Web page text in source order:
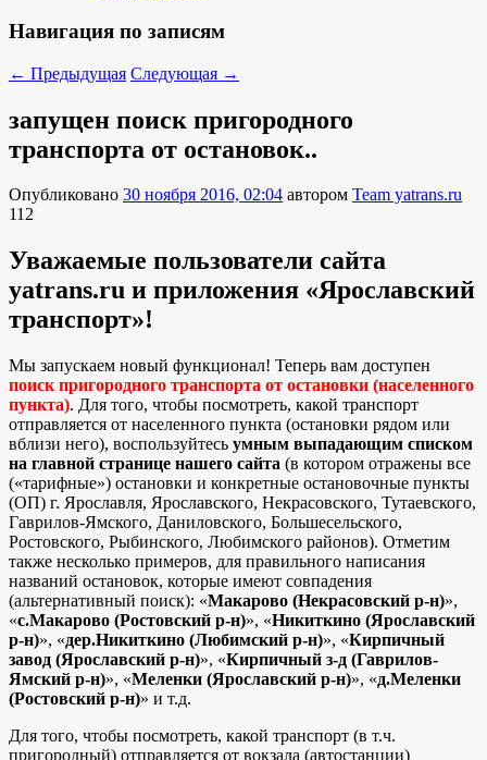
Навигация по записям
← Предыдущая Следующая →
запущен поиск пригородного
транспорта от остановок..
Опубликовано 30 ноября 2016, 02:04 автором Team yatrans.ru
112
Уважаемые пользователи сайта
yatrans.ru и приложения «Ярославский
транспорт»!
Мы запускаем новый функционал! Теперь вам доступен
поиск пригородного транспорта от остановки (населенного
пункта). Для того, чтобы посмотреть, какой транспорт
отправляется от населенного пункта (остановки рядом или
вблизи него), воспользуйтесь умным выпадающим списком
на главной странице нашего сайта (в котором отражены все
(«тарифные») остановки и конкретные остановочные пункты
(ОП) г. Ярославля, Ярославского, Некрасовского, Тутаевского,
Гаврилов-Ямского, Даниловского, Большесельского,
Ростовского, Рыбинского, Любимского районов). Отметим
также несколько примеров, для правильного написания
названий остановок, которые имеют совпадения
(альтернативный поиск): «Макарово (Некрасовский р-н)»,
«с.Макарово (Ростовский р-н)», «Никиткино (Ярославский
р-н)», «дер.Никиткино (Любимский р-н)», «Кирпичный
завод (Ярославский р-н)», «Кирпичный з-д (Гаврилов-
Ямский р-н)», «Меленки (Ярославский р-н)», «д.Меленки
(Ростовский р-н)» и т.д.
Для того, чтобы посмотреть, какой транспорт (в т.ч.
пригородный) отправляется от вокзала (автостанции)